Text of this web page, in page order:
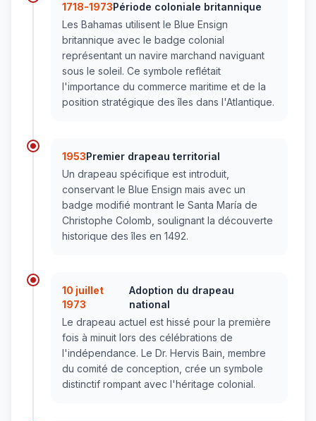
1718-1973Période coloniale britannique
Les Bahamas utilisent le Blue Ensign
britannique avec le badge colonial
représentant un navire marchand naviguant
sous le soleil. Ce symbole reflétait
l'importance du commerce maritime et de la
position stratégique des îles dans l'Atlantique.
1953Premier drapeau territorial
Un drapeau spécifique est introduit,
conservant le Blue Ensign mais avec un
badge modifié montrant le Santa María de
Christophe Colomb, soulignant la découverte
historique des îles en 1492.
10 juillet
1973
Adoption du drapeau
national
Le drapeau actuel est hissé pour la première
fois à minuit lors des célébrations de
l'indépendance. Le Dr. Hervis Bain, membre
du comité de conception, crée un symbole
distinctif rompant avec l'héritage colonial.